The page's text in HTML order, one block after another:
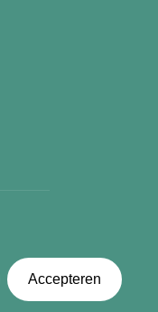
Accepteren